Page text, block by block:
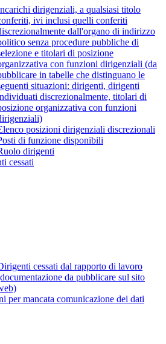
dirigenziali, a qualsiasi titolo
ivi inclusi quelli conferiti
dall'organo di indirizzo
senza procedure pubbliche di
e titolari di posizione
con funzioni dirigenziali (da
in tabelle che distinguano le
situazioni: dirigenti, dirigenti
discrezionalmente, titolari di
organizzativa con funzioni
posizioni dirigenziali discrezionali
di funzione disponibili
dirigenti
cessati
cessati dal rapporto di lavoro
da pubblicare sul sito
per mancata comunicazione dei dati